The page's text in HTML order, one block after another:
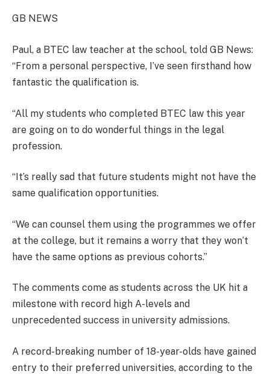
GB NEWS
Paul, a BTEC law teacher at the school, told GB News:
“From a personal perspective, I’ve seen firsthand how
fantastic the qualification is.
“All my students who completed BTEC law this year
are going on to do wonderful things in the legal
profession.
“It’s really sad that future students might not have the
same qualification opportunities.
“We can counsel them using the programmes we offer
at the college, but it remains a worry that they won’t
have the same options as previous cohorts.”
The comments come as students across the UK hit a
milestone with record high A-levels and
unprecedented success in university admissions.
A record-breaking number of 18-year-olds have gained
entry to their preferred universities, according to the